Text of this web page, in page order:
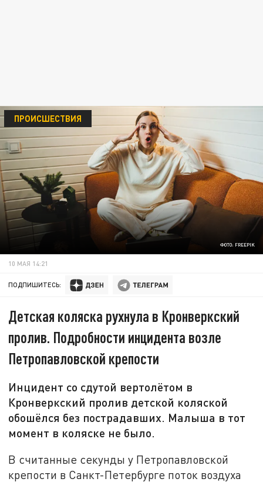
ФОТО: FREEPIK
ПРОИСШЕСТВИЯ
10 МАЯ 14:21
ПОДПИШИТЕСЬ:
Детская коляска рухнула в Кронверкский
пролив. Подробности инцидента возле
Петропавловской крепости
Инцидент со сдутой вертолётом в
Кронверкский пролив детской коляской
обошёлся без пострадавших. Малыша в тот
момент в коляске не было.
В считанные секунды у Петропавловской
крепости в Санкт-Петербурге поток воздуха